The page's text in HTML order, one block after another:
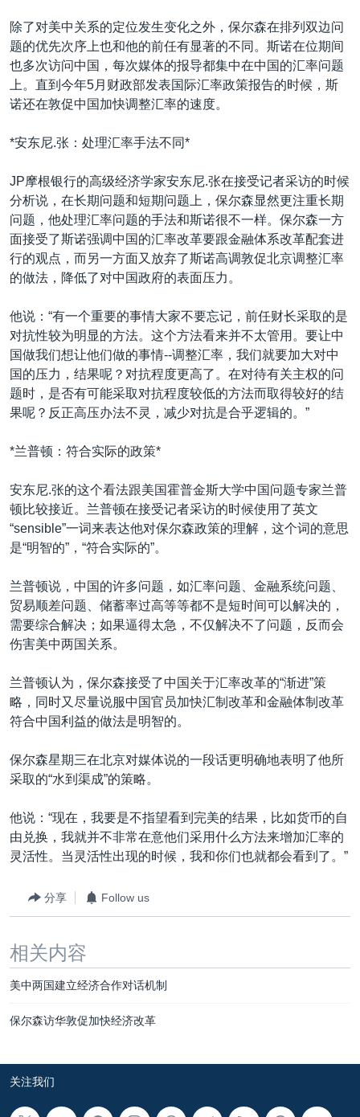
除了对美中关系的定位发生变化之外，保尔森在排列双边问
题的优先次序上也和他的前任有显著的不同。斯诺在位期间
也多次访问中国，每次媒体的报导都集中在中国的汇率问题
上。直到今年5月财政部发表国际汇率政策报告的时候，斯
诺还在敦促中国加快调整汇率的速度。
*安东尼.张：处理汇率手法不同*
JP摩根银行的高级经济学家安东尼.张在接受记者采访的时候
分析说，在长期问题和短期问题上，保尔森显然更注重长期
问题，他处理汇率问题的手法和斯诺很不一样。保尔森一方
面接受了斯诺强调中国的汇率改革要跟金融体系改革配套进
行的观点，而另一方面又放弃了斯诺高调敦促北京调整汇率
的做法，降低了对中国政府的表面压力。
他说：“有一个重要的事情大家不要忘记，前任财长采取的是
对抗性较为明显的方法。这个方法看来并不太管用。要让中
国做我们想让他们做的事情--调整汇率，我们就要加大对中
国的压力，结果呢？对抗程度更高了。在对待有关主权的问
题时，是否有可能采取对抗程度较低的方法而取得较好的结
果呢？反正高压办法不灵，减少对抗是合乎逻辑的。”
*兰普顿：符合实际的政策*
安东尼.张的这个看法跟美国霍普金斯大学中国问题专家兰普
顿比较接近。兰普顿在接受记者采访的时候使用了英文
“sensible”一词来表达他对保尔森政策的理解，这个词的意思
是“明智的”，“符合实际的”。
兰普顿说，中国的许多问题，如汇率问题、金融系统问题、
贸易顺差问题、储蓄率过高等等都不是短时间可以解决的，
需要综合解决；如果逼得太急，不仅解决不了问题，反而会
伤害美中两国关系。
兰普顿认为，保尔森接受了中国关于汇率改革的“渐进”策
略，同时又尽量说服中国官员加快汇制改革和金融体制改革
符合中国利益的做法是明智的。
保尔森星期三在北京对媒体说的一段话更明确地表明了他所
采取的“水到渠成”的策略。
他说：“现在，我要是不指望看到完美的结果，比如货币的自
由兑换，我就并不非常在意他们采用什么方法来增加汇率的
灵活性。当灵活性出现的时候，我和你们也就都会看到了。”
分享 Follow us
相关内容
美中两国建立经济合作对话机制
保尔森访华敦促加快经济改革
关注我们